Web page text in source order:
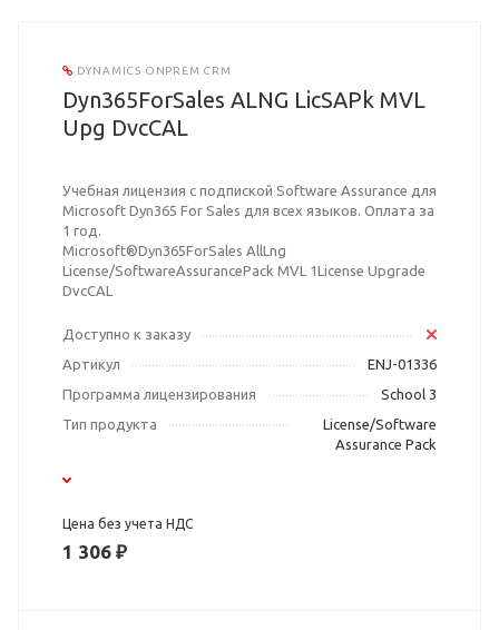
DYNAMICS ONPREM CRM
Dyn365ForSales ALNG LicSAPk MVL
Upg DvcCAL
Учебная лицензия с подпиской Software Assurance для
Microsoft Dyn365 For Sales для всех языков. Оплата за
1 год.
Microsoft®Dyn365ForSales AllLng
License/SoftwareAssurancePack MVL 1License Upgrade
DvcCAL
Доступно к заказу
Артикул
ENJ-01336
Программа лицензирования
School 3
Тип продукта
License/Software
Assurance Pack
Цена без учета НДС
1 306 ₽